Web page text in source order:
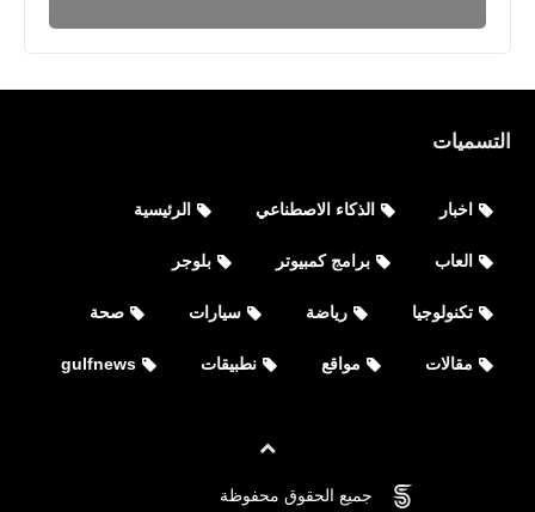
اخبار
الجابر الصباح عن 86 عاما
التسميات
اخبار الذكاء الاصطناعي الرئيسية
العاب برامج كمبيوتر بلوجر
تكنولوجيا رياضة سيارات صحة
مقالات مواقع نطبيقات gulfnews
جميع الحقوق محفوظة